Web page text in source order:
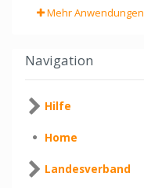
Mehr Anwendungen
Navigation
Hilfe
Home
Landesverband